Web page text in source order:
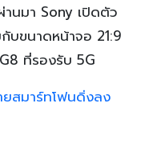
นมา Sony เปิดตัว
บขนาดหน้าจอ 21:9
ที่รองรับ 5G
สมาร์ทโฟนดิ่งลง